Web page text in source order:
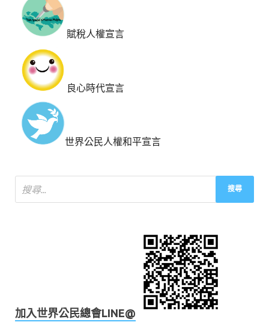
賦稅人權宣言
良心時代宣言
世界公民人權和平宣言
加入世界公民總會LINE@